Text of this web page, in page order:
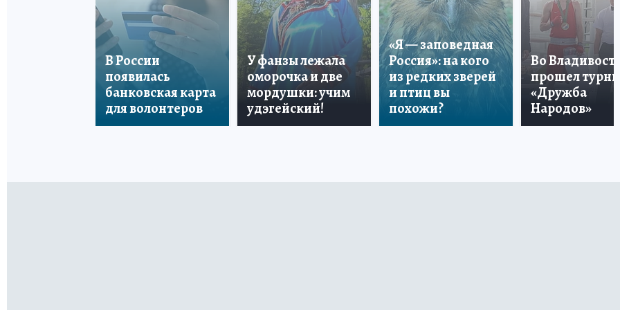
В России
появилась
банковская карта
для волонтеров
У фанзы лежала
оморочка и две
мордушки: учим
удэгейский!
«Я — заповедная
Россия»: на кого
из редких зверей
и птиц вы
похожи?
Во
прошел турнир
«Дружба
Народов»